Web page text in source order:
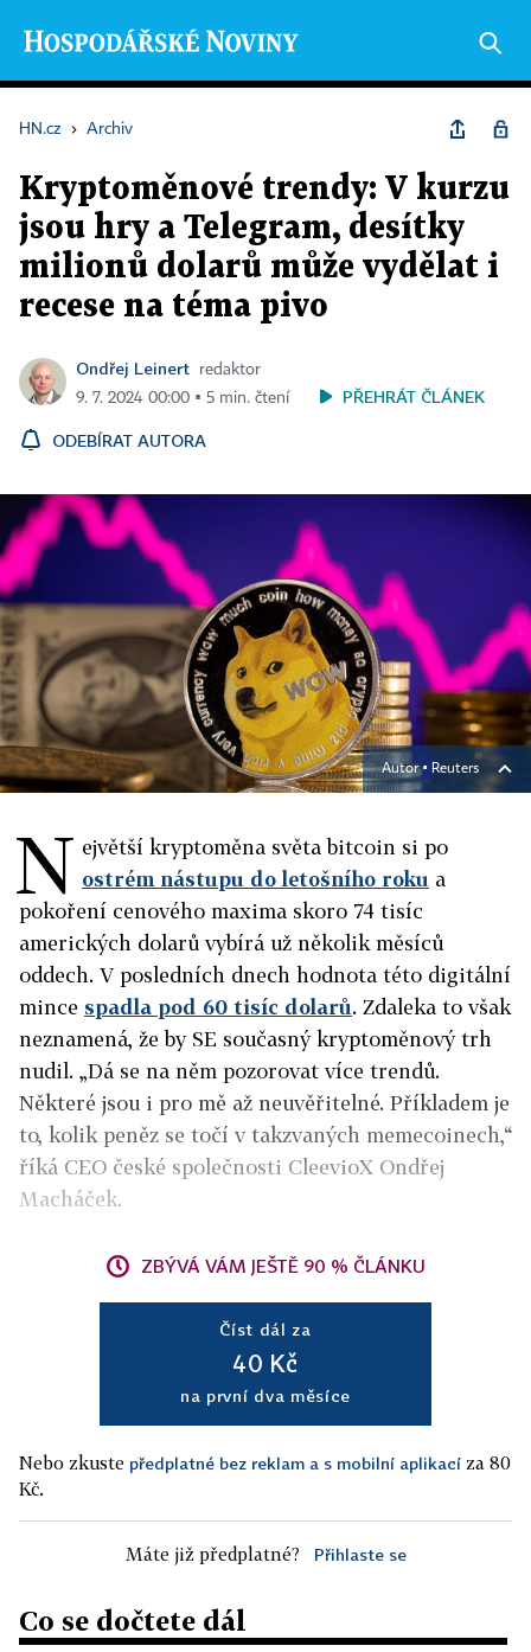
HN.cz › Archiv
Kryptoměnové trendy: V kurzu
jsou hry a Telegram, desítky
milionů dolarů může vydělat i
recese na téma pivo
Ondřej Leinert
redaktor
9. 7. 2024 00:00 ▪ 5 min. čtení
PŘEHRÁT ČLÁNEK
ODEBÍRAT AUTORA
Autor ▪ Reuters
N ejvětší kryptoměna světa bitcoin si po
ostrém nástupu do letošního roku a
pokoření cenového maxima skoro 74 tisíc
amerických dolarů vybírá už několik měsíců
oddech. V posledních dnech hodnota této digitální
mince spadla pod 60 tisíc dolarů. Zdaleka to však
neznamená, že by SE současný kryptoměnový trh
nudil. „Dá se na něm pozorovat více trendů.
Některé jsou i pro mě až neuvěřitelné. Příkladem je
to, kolik peněz se točí v takzvaných memecoinech,“
říká CEO české společnosti CleevioX Ondřej
Macháček.
ZBÝVÁ VÁM JEŠTĚ 90 % ČLÁNKU
Číst dál za
40 Kč
na první dva měsíce
Nebo zkuste předplatné bez reklam a s mobilní aplikací za 80
Kč.
Máte již předplatné? Přihlaste se
Co se dočtete dál